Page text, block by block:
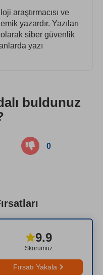
araştırmacısı ve
yazardır. Yazıları
olarak siber güvenlik
yazı
buldunuz
0
Skorumuz
9.9
Fırsatı Yakala